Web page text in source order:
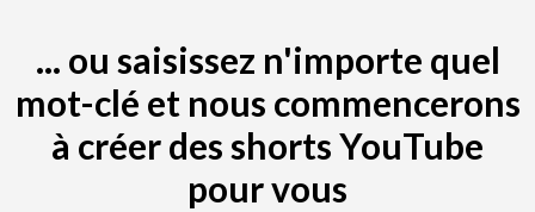
... ou saisissez n'importe quel
mot-clé et nous commencerons
à créer des shorts YouTube
pour vous